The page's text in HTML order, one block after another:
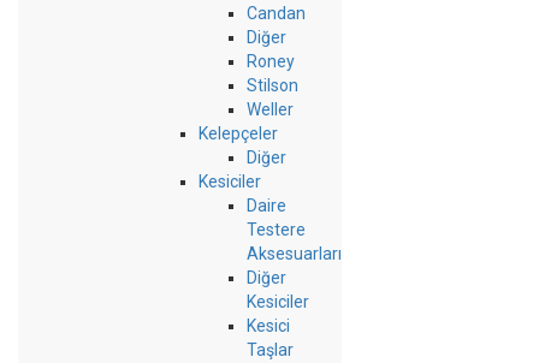
Candan
Diğer
Roney
Stilson
Weller
Kelepçeler
Diğer
Kesiciler
Daire
Testere
Aksesuarları
Diğer
Kesiciler
Kesici
Taşlar